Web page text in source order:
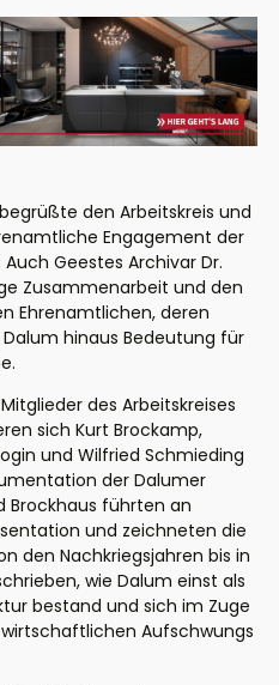
den Arbeitskreis und
Engagement der
Auch Geestes Archivar Dr.
Zusammenarbeit und den
Ehrenamtlichen, deren
Dalum hinaus Bedeutung für
des Arbeitskreises
sich Kurt Brockamp,
und Wilfried Schmieding
der Dalumer
Brockhaus führten an
und zeichneten die
den Nachkriegsjahren bis in
wie Dalum einst als
bestand und sich im Zuge
Aufschwungs